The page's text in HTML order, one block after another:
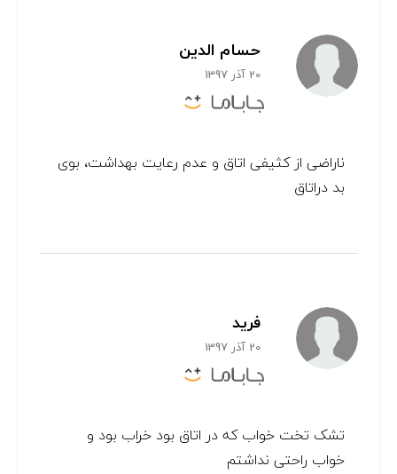
حسام الدین
20 آذر 1397
ناراضی از کثیفی اتاق و عدم رعایت بهداشت، بوی
بد دراتاق
فرید
20 آذر 1397
تشک تخت خواب که در اتاق بود خراب بود و
خواب راحتی نداشتم